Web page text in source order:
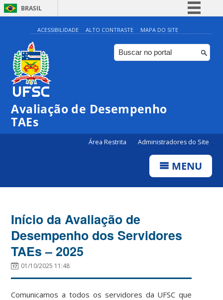
BRASIL
Simplifique!
Comunica BR
Participe
Canais
ACESSIBILIDADE ALTO CONTRASTE MAPA DO SITE
Avaliação de Desempenho
TAEs
Área Restrita Administradores do Site
MENU
Início da Avaliação de
Desempenho dos Servidores
TAEs – 2025
01/10/2025 11:48
Comunicamos a todos os servidores da UFSC que